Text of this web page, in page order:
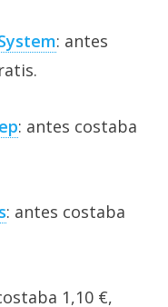
: antes
: antes costaba
: antes costaba
1,10 €,